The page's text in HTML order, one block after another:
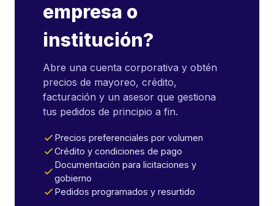
empresa o
institución?
Abre una cuenta corporativa y obtén
precios de mayoreo, crédito,
facturación y un asesor que gestiona
tus pedidos de principio a fin.
Precios preferenciales por volumen
Crédito y condiciones de pago
Documentación para licitaciones y
gobierno
Pedidos programados y resurtido